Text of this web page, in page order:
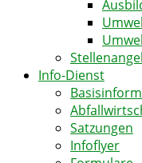
Info-Dienst
Satzungen
Infoflyer